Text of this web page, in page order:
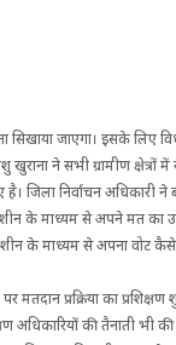
सिखाया जाएगा। इसके लिए
ने सभी ग्रामीण क्षेत्रों
जिला निर्वाचन अधिकारी ने
मशीन के माध्यम से अपने मत का
के माध्यम से अपना वोट
प्रक्रिया का प्रशिक्षण
अधिकारियों की तैनाती भी